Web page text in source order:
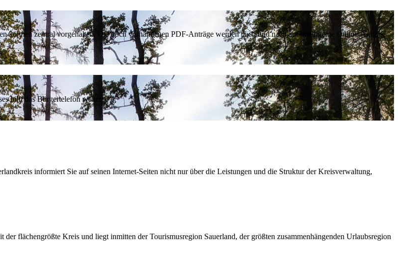
können zentral vorgehalten. Die noch vorhandenen PDF-Anträge werden nach und nach auf intelligente Online-Anträge
hilft das Bürgertelefon weiter.
informiert Sie auf seinen Internet-Seiten nicht nur über die Leistungen und die Struktur der Kreisverwaltung,
flächengrößte Kreis und liegt inmitten der Tourismusregion Sauerland, der größten zusammenhängenden Urlaubsregion